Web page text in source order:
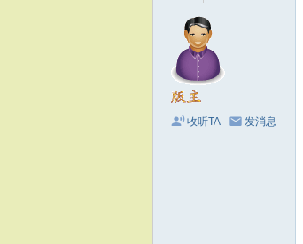
收听TA 发消息